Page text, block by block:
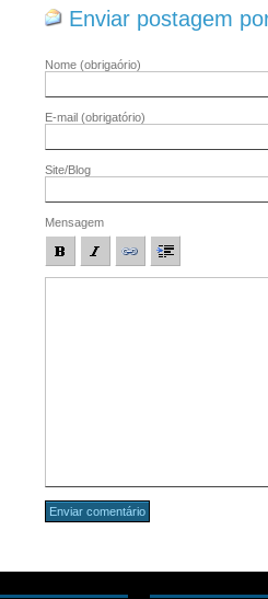
Enviar postagem
Nome (obrigaório)
E-mail (obrigatório)
Site/Blog
Mensagem